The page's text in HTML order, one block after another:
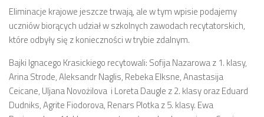
Eliminacje krajowe jeszcze trwają, ale w tym wpisie podajemy
uczniów biorących udział w szkolnych zawodach recytatorskich,
które odbyły się z konieczności w trybie zdalnym.
Bajki Ignacego Krasickiego recytowali: Sofija Nazarowa z 1. klasy,
Arina Strode, Aleksandr Naglis, Rebeka Elksne, Anastasija
Ceicane, Uljana Novożilova i Loreta Daugle z 2. klasy oraz Eduard
Dudniks, Agrite Fiodorova, Renars Plotka z 5. klasy. Ewa